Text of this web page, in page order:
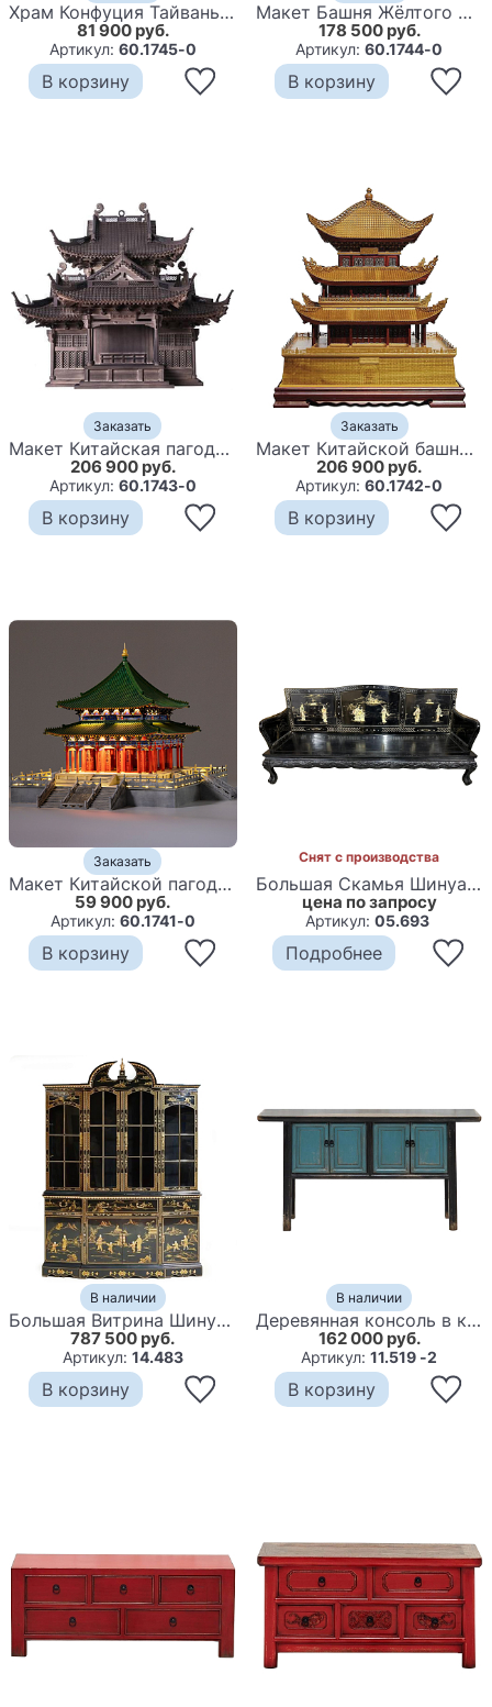
Храм Конфуция Тайвань миниатюра для интерьера в китайском стиле
81 900 руб.
Артикул: 60.1745-0
В корзину
Макет Башня Жёлтого журавля Знаменитая Китайская архитектура
178 500 руб.
Артикул:60.1744-0
В корзину
Заказать
Макет Китайская пагода макет древней традиционной архитектуры
206 900 руб.
Артикул: 60.1743-0
В корзину
Заказать
Макет Китайской башни архитектурная миниатюра
206 900 руб.
Артикул:60.1742-0
В корзину
Заказать
Макет Китайской пагоды миниатюра Дворцовый парк Синцинь в Пекине
59 900 руб.
Артикул: 60.1741-0
В корзину
В наличии
Снят с производства
Большая Скамья Шинуазри Large Chinoiserie Bench Chinese Park
цена по запросу
Артикул:05.693
Подробнее
В наличии
Большая Витрина Шинуазри Big Buff Chinese Park
787 500 руб.
Артикул: 14.483
В корзину
В наличии
Деревянная консоль в китайском стиле с дверцами голубая Qin Console Table Blue
162 000 руб.
Артикул:11.519 -2
В корзину